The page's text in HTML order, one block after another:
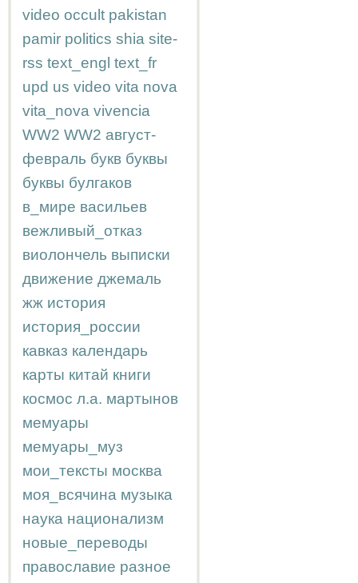
video occult pakistan
pamir politics shia site-
rss text_engl text_fr
upd us video vita nova
vita_nova vivencia
WW2 WW2 август-
февраль букв буквы
буквы булгаков
в_мире васильев
вежливый_отказ
виолончель выписки
движение джемаль
жж история
история_россии
кавказ календарь
карты китай книги
космос л.а. мартынов
мемуары
мемуары_муз
мои_тексты москва
моя_всячина музыка
наука национализм
новые_переводы
православие разное